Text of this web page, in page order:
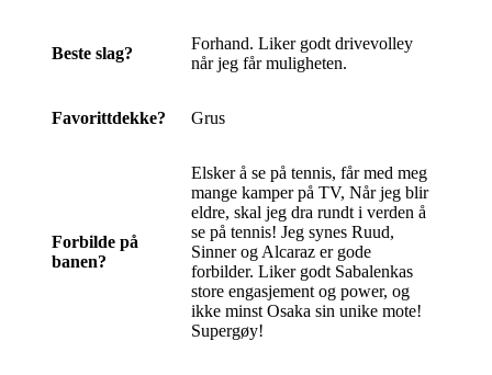
Beste slag?
Forhand. Liker godt drivevolley
når jeg får muligheten.
Favorittdekke? Grus
Forbilde på
banen?
Elsker å se på tennis, får med meg
mange kamper på TV, Når jeg blir
eldre, skal jeg dra rundt i verden å
se på tennis! Jeg synes Ruud,
Sinner og Alcaraz er gode
forbilder. Liker godt Sabalenkas
store engasjement og power, og
ikke minst Osaka sin unike mote!
Supergøy!